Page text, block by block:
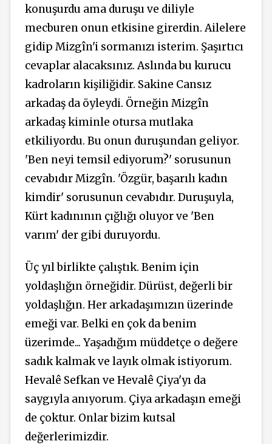
konuşurdu ama duruşu ve diliyle
mecburen onun etkisine girerdin. Ailelere
gidip Mizgîn'i sormanızı isterim. Şaşırtıcı
cevaplar alacaksınız. Aslında bu kurucu
kadroların kişiliğidir. Sakine Cansız
arkadaş da öyleydi. Örneğin Mizgîn
arkadaş kiminle otursa mutlaka
etkiliyordu. Bu onun duruşundan geliyor.
'Ben neyi temsil ediyorum?' sorusunun
cevabıdır Mizgîn. 'Özgür, başarılı kadın
kimdir' sorusunun cevabıdır. Duruşuyla,
Kürt kadınının çığlığı oluyor ve 'Ben
varım' der gibi duruyordu.
Üç yıl birlikte çalıştık. Benim için
yoldaşlığın örneğidir. Dürüst, değerli bir
yoldaşlığın. Her arkadaşımızın üzerinde
emeği var. Belki en çok da benim
üzerimde... Yaşadığım müddetçe o değere
sadık kalmak ve layık olmak istiyorum.
Hevalê Sefkan ve Hevalê Çiya'yı da
saygıyla anıyorum. Çiya arkadaşın emeği
de çoktur. Onlar bizim kutsal
değerlerimizdir.